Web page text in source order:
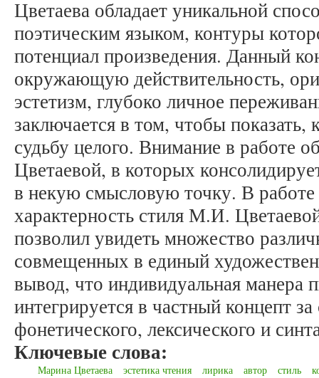
Цветаева обладает уникальной
поэтическим языком, контуры
потенциал произведения. Данный
окружающую действительность,
эстетизм, глубоко личное
заключается в том, чтобы показать,
судьбу целого. Внимание в работе
Цветаевой, в которых
в некую смысловую точку. В работе
характерность стиля М.И.
позволил увидеть множество
совмещенных в единый
вывод, что индивидуальная манера
интегрируется в частный концепт
фонетического, лексического и
Ключевые слова:
Марина Цветаева эстетика чтения лирика автор стиль